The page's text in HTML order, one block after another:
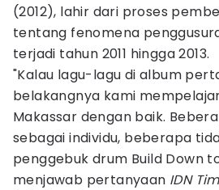
(2012), lahir dari proses
tentang fenomena
terjadi tahun 2011 hingga 2013.
"Kalau lagu-lagu di album
belakangnya kami
Makassar dengan baik.
sebagai individu, beberapa
penggebuk drum Build Down
menjawab pertanyaan IDN